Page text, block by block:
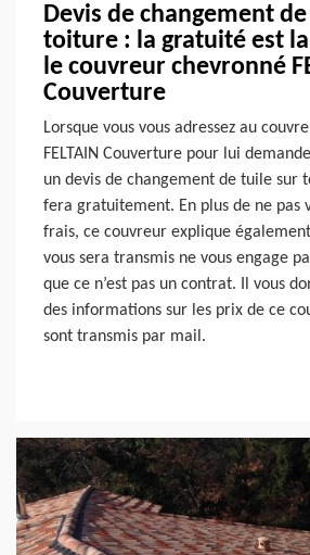
Devis de changement
toiture : la gratuité est la
le couvreur chevronné
Couverture
Lorsque vous vous adressez au
FELTAIN Couverture pour lui
un devis de changement de tuile sur
fera gratuitement. En plus de ne pas
frais, ce couvreur explique
vous sera transmis ne vous engage
que ce n’est pas un contrat. Il vous
des informations sur les prix de ce
sont transmis par mail.